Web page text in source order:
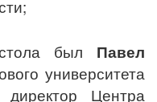
был Павел
университета
Центра